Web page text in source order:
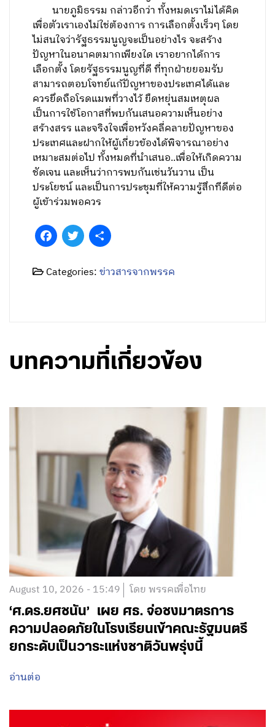
นายภูมิธรรม กล่าวอีกว่า ทั้งหมดเราไม่ได้คิด
เพื่อตัวเราเองไม่ใช่ต้องการ การเลือกตั้งเร็วๆ โดย
ไม่สนใจว่ารัฐธรรมนูญจะเป็นอย่างไร จะสร้าง
ปัญหาในอนาคตมากเพียงใด เราอยากได้การ
เลือกตั้ง โดยรัฐธรรมนูญที่ดี ที่ทุกฝ่ายยอมรับ
สามารถตอบโจทย์แก้ปัญหาของประเทศได้และ
ควรยึดถือโรดแมพที่วางไว้ ยืดหยุ่นสมเหตุผล
เป็นการใช้โอกาสที่พบกันเสนอความเห็นอย่าง
สร้างสรร และจริงใจเพื่อหวังคลี่คลายปัญหาของ
ประเทศและฝากให้ผู้เกี่ยวข้องได้พิจารณาอย่าง
เหมาะสมต่อไป ทั้งหมดที่นำเสนอ..เพื่อให้เกิดความ
ชัดเจน และเห็นว่าการพบกันเช่นวันวาน เป็น
ประโยชน์ และเป็นการประชุมที่ให้ความรู้สึกทีดีต่อ
ผู้เข้าร่วมพอควร
FacebookTwitter
Categories:ข่าวสารจากพรรค
บทความที่เกี่ยวข้อง
August 10, 2026 - 15:49 โดย พรรคเพื่อไทย
‘ศ.ดร.ยศชนัน’ เผย ศธ. จ่อชงมาตรการ
ความปลอดภัยในโรงเรียนเข้าคณะรัฐมนตรี
ยกระดับเป็นวาระแห่งชาติวันพรุ่งนี้
อ่านต่อ